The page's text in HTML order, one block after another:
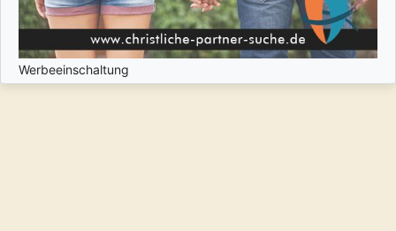
Werbeeinschaltung